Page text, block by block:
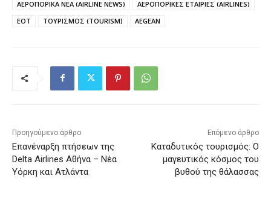
ΑΕΡΟΠΟΡΙΚΑ ΝΕΑ (AIRLINE NEWS)
ΑΕΡΟΠΟΡΙΚΕΣ ΕΤΑΙΡΙΕΣ (AIRLINES)
ΕΟΤ
ΤΟΥΡΙΣΜΟΣ (TOURISM) AEGEAN
Προηγούμενο άρθρο
Επανέναρξη πτήσεων της
Delta Airlines Αθήνα – Νέα
Υόρκη και Ατλάντα
Επόμενο άρθρο
Καταδυτικός τουρισμός: Ο
μαγευτικός κόσμος του
βυθού της θάλασσας